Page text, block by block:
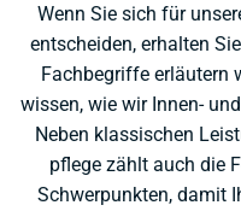
Wenn Sie sich für
entscheiden, erhalten
Fachbegriffe erläutern
wissen, wie wir Innen-
Neben klassischen
pflege zählt auch die
Schwerpunkten, damit